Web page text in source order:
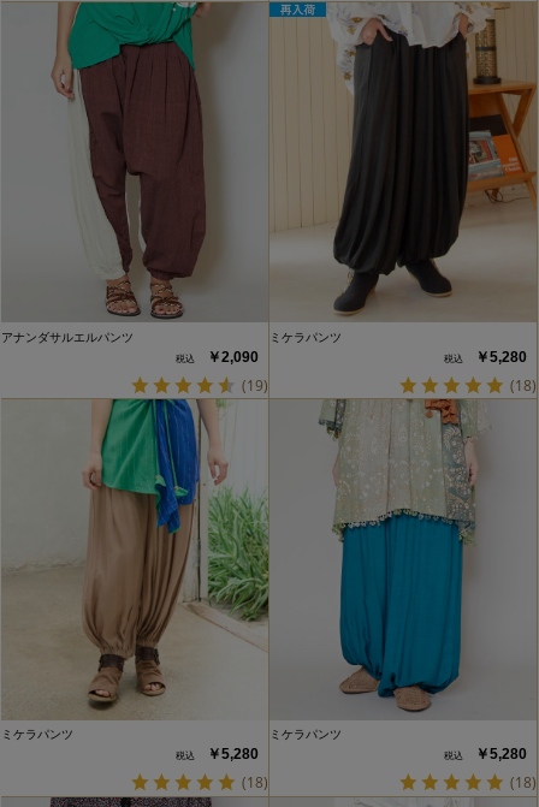
アナンダサルエルパンツ
￥2,090
(19)
ミケラパンツ
￥5,280
(18)
ミケラパンツ
￥5,280
(18)
ミケラパンツ
￥5,280
(18)